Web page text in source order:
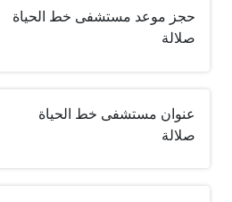
حجز موعد مستشفى خط الحياة
صلالة
عنوان مستشفى خط الحياة
صلالة